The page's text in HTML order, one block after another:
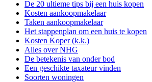
De 20 ultieme tips bij een huis kopen
Kosten aankoopmakelaar
Taken aankoopmakelaar
Het stappenplan om een huis te kopen
Kosten Koper (k.k.)
Alles over NHG
De betekenis van onder bod
Een geschikte taxateur vinden
Soorten woningen